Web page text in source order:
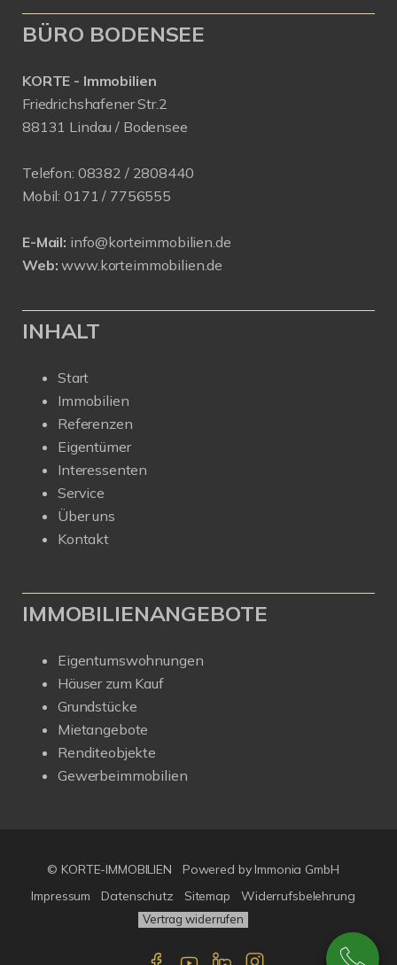
BÜRO BODENSEE
KORTE - Immobilien
Friedrichshafener Str.2
88131 Lindau / Bodensee
Telefon: 08382 / 2808440
Mobil: 0171 / 7756555
E-Mail: info@korteimmobilien.de
Web: www.korteimmobilien.de
INHALT
Start
Immobilien
Referenzen
Eigentümer
Interessenten
Service
Über uns
Kontakt
IMMOBILIENANGEBOTE
Eigentumswohnungen
Häuser zum Kauf
Grundstücke
Mietangebote
Renditeobjekte
Gewerbeimmobilien
© KORTE-IMMOBILIEN
Powered by Immonia GmbH
Impressum
Datenschutz Sitemap Widerrufsbelehrung
Vertrag widerrufen